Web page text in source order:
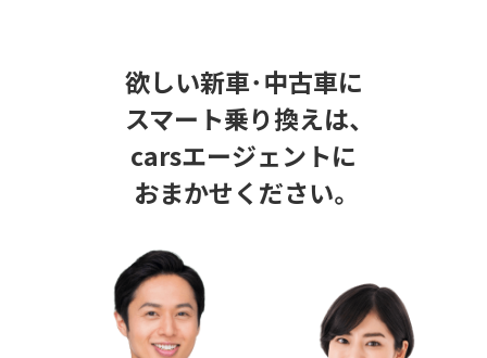
欲しい新車･中古車に
スマート乗り換えは、
carsエージェントに
おまかせください。